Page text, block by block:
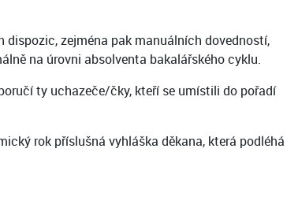
zejména pak manuálních dovedností,
na úrovni absolventa bakalářského cyklu.
ty uchazeče/čky, kteří se umístili do pořadí
rok příslušná vyhláška děkana, která podléhá